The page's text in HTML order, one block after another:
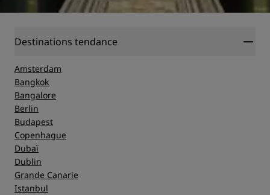
Destinations tendance
Amsterdam
Bangkok
Bangalore
Berlin
Budapest
Copenhague
Dubaï
Dublin
Grande Canarie
Istanbul